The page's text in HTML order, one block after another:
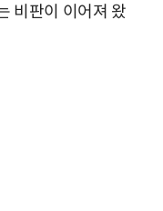
비판이 이어져 왔